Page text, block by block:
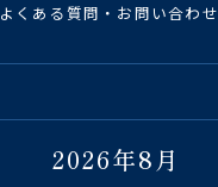
よくある質問・お問い合わせ
2026年8月